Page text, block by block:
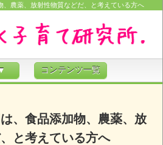
、農薬、放射性物質などだ、と考えている方へ
コンテンツ一覧
、食品添加物、農薬、放
と考えている方へ